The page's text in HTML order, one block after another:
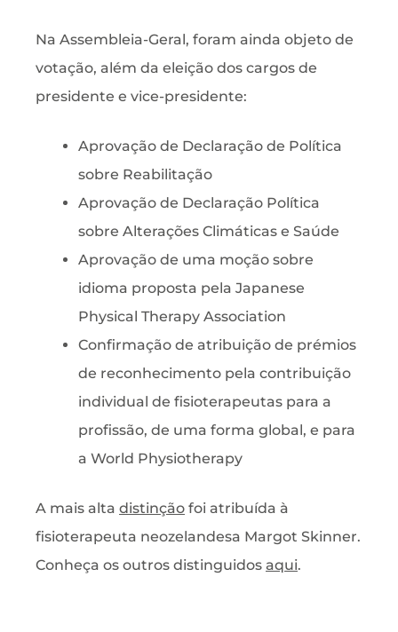
Na Assembleia-Geral, foram ainda objeto de
votação, além da eleição dos cargos de
presidente e vice-presidente:
Aprovação de Declaração de Política
sobre Reabilitação
Aprovação de Declaração Política
sobre Alterações Climáticas e Saúde
Aprovação de uma moção sobre
idioma proposta pela Japanese
Physical Therapy Association
Confirmação de atribuição de prémios
de reconhecimento pela contribuição
individual de fisioterapeutas para a
profissão, de uma forma global, e para
a World Physiotherapy
A mais alta distinção foi atribuída à
fisioterapeuta neozelandesa Margot Skinner.
Conheça os outros distinguidos aqui.